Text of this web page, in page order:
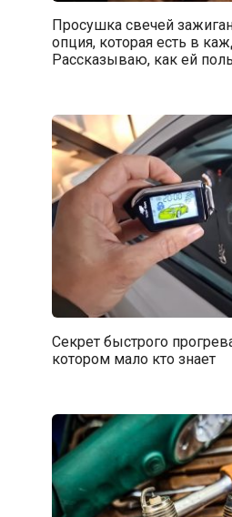
Просушка свечей
опция, которая есть в
Рассказываю, как ей
Секрет быстрого
котором мало кто знает